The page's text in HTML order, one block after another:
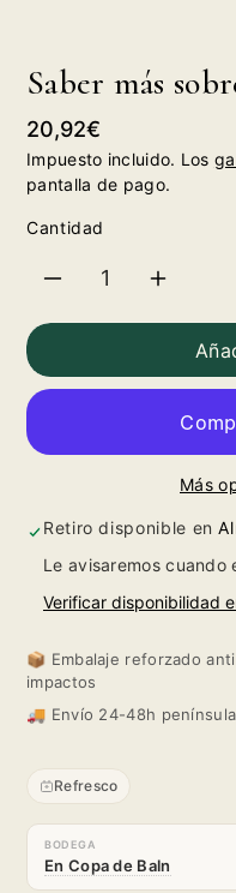
Saber más
Precio
habitual
20,92€
Impuesto incluido. Los
pantalla de pago.
Cantidad
Fanta
Pack
24
Botellas
20cl.
para
Limón
Pack
24
20cl.
Más
Retiro disponible en
Le avisaremos
Verificar disponibilidad
📦 Embalaje reforzado
impactos
🚚 Envío 24-48h península
Refresco
BODEGA
En Copa de Baln